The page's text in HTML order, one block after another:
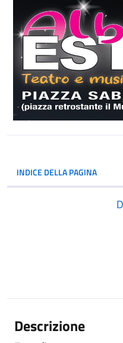
INDICE DELLA PAGINA
Descrizione